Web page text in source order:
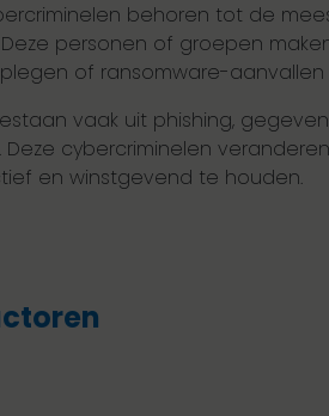
behoren tot de
personen of groepen
of ransomware-
vaak uit phishing,
Deze cybercriminelen
en winstgevend te houden.